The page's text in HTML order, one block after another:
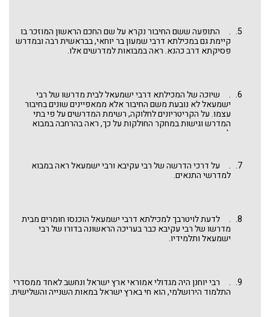
. התופעה ששם החיבור נקרא על שם החכם הראשון המוזכר בו
קיימת גם במכילתא דרבי שמעון בר יוחאי, בבראשית רבה ובמדרש
פסיקתא דרב כהנא. ראה במבואות למדרשים אלו.
. שיוכה של המכילתא דרבי ישמעאל לבית מדרשו של רבי
ישמעאל לא נובעת משם החיבור אלא ממאפיינים שונים בחיבור
עצמו. על הקריטריונים לחלוקה, רשימת המדרשים על פי בתי
המדרש וגישות במחקר החולקות על כך, ראה בהרחבה במבוא
למדרשי התנאים.
. על דרכי הדרשה של רבי עקיבא ורבי ישמעאל ראה במבוא
למדרשי התנאים.
. לדעת לויטרבך למכילתא דרבי ישמעאל הוכנסו חומרים מבית
מדרשו של רבי עקיבא כבר בעריכה הראשונה בדורו של רבי
ישמעאל ותלמידיו.
. רבי יוחנן היה מגדולי אמוראי ארץ ישראל ונחשב לאחד ממסדרי
התלמוד הירושלמי, הוא חי בארץ ישראל במאות השנייה והשלישית.